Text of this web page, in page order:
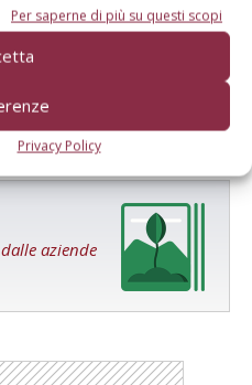
Per saperne di più su questi scopi
Privacy Policy
web in questo browser per la
aziende